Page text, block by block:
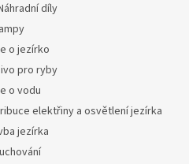
díly
o jezírko
pro ryby
o vodu
elektřiny a osvětlení jezírka
jezírka